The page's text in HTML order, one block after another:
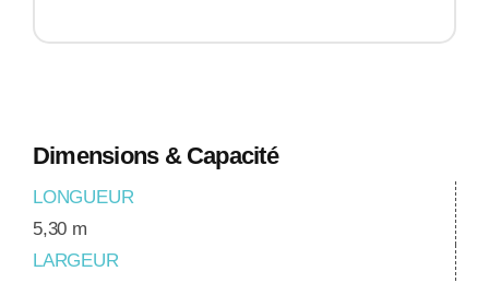
Dimensions & Capacité
LONGUEUR
5,30 m
LARGEUR